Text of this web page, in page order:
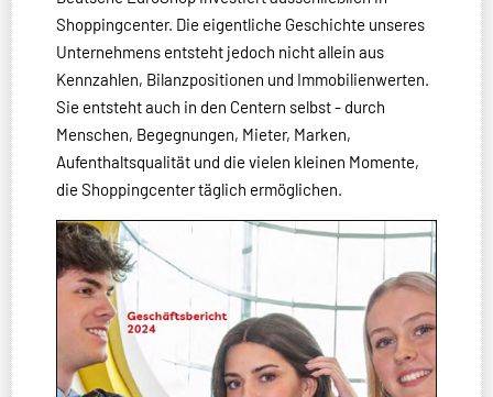
Shoppingcenter. Die eigentliche Geschichte unseres
Unternehmens entsteht jedoch nicht allein aus
Kennzahlen, Bilanzpositionen und Immobilienwerten.
Sie entsteht auch in den Centern selbst - durch
Menschen, Begegnungen, Mieter, Marken,
Aufenthaltsqualität und die vielen kleinen Momente,
die Shoppingcenter täglich ermöglichen.